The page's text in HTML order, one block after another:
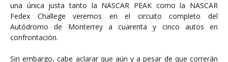
una única justa tanto la NASCAR PEAK como la NASCAR
Fedex Challege veremos en el circuito completo del
Autódromo de Monterrey a cuarenta y cinco autos en
confrontación.
Sin embargo, cabe aclarar que aún y a pesar de que correrán